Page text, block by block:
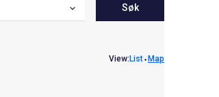
Søk
View: List⬩ Map